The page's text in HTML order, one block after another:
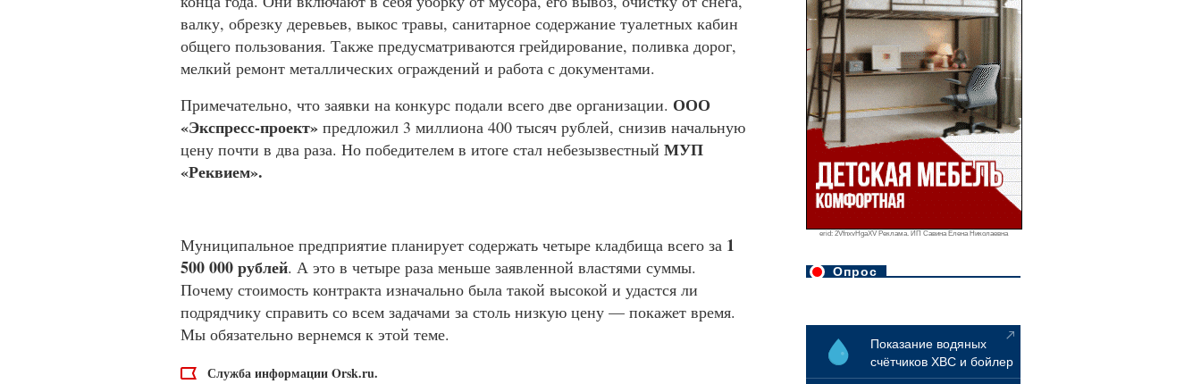
erid: 2VfnxvHgaXV Реклама. ИП Савина Елена Николаевна
Опрос
Показание водяных
счётчиков ХВС и бойлер
валку, обрезку деревьев, выкос травы, санитарное содержание туалетных кабин
общего пользования. Также предусматриваются грейдирование, поливка дорог,
мелкий ремонт металлических ограждений и работа с документами.
Примечательно, что заявки на конкурс подали всего две организации. ООО
«Экспресс-проект» предложил 3 миллиона 400 тысяч рублей, снизив начальную
цену почти в два раза. Но победителем в итоге стал небезызвестный МУП
«Реквием».
Муниципальное предприятие планирует содержать четыре кладбища всего за 1
500 000 рублей. А это в четыре раза меньше заявленной властями суммы.
Почему стоимость контракта изначально была такой высокой и удастся ли
подрядчику справить со всем задачами за столь низкую цену — покажет время.
Мы обязательно вернемся к этой теме.
Служба информации Orsk.ru.